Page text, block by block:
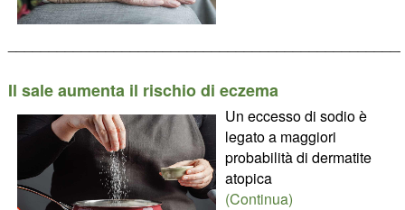
Il sale aumenta il rischio di eczema
Un eccesso di sodio è
legato a maggiori
probabilità di dermatite
atopica
(Continua)